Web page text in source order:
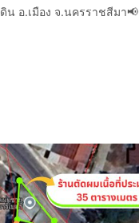
น อ.เมือง จ.นครราชสีมา📢